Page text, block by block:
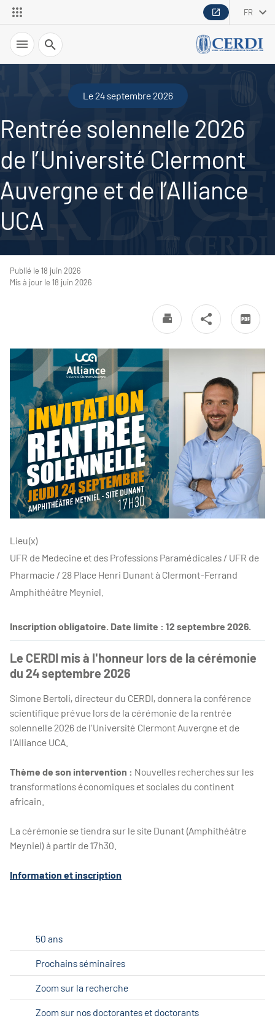
FR
Recherche
Le 24 septembre 2026
Rentrée solennelle 2026
de l’Université Clermont
Auvergne et de l’Alliance
UCA
Publié le 18 juin 2026
Mis à jour le 18 juin 2026
Lieu(x)
UFR de Medecine et des Professions Paramédicales / UFR de
Pharmacie / 28 Place Henri Dunant à Clermont-Ferrand
Amphithéâtre Meyniel.
Inscription obligatoire. Date limite : 12 septembre 2026.
Le CERDI mis à l'honneur lors de la cérémonie
du 24 septembre 2026
Simone Bertoli, directeur du CERDI, donnera la conférence
scientifique prévue lors de la cérémonie de la rentrée
solennelle 2026 de l'Université Clermont Auvergne et de
l'Alliance UCA.
Thème de son intervention : Nouvelles recherches sur les
transformations économiques et sociales du continent
africain.
La cérémonie se tiendra sur le site Dunant (Amphithéâtre
Meyniel) à partir de 17h30.
Information et inscription
50 ans
Prochains séminaires
Zoom sur la recherche
Zoom sur nos doctorantes et doctorants